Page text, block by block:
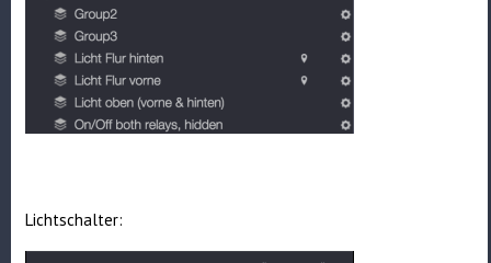
Lichtschalter: